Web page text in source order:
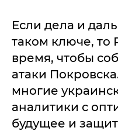
Если дела и
таком ключе, то
время, чтобы
атаки
многие
аналитики с
будущее и